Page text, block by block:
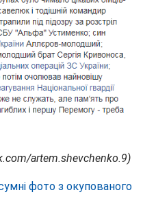
artem.shevchenko.9)
фото з окупованого